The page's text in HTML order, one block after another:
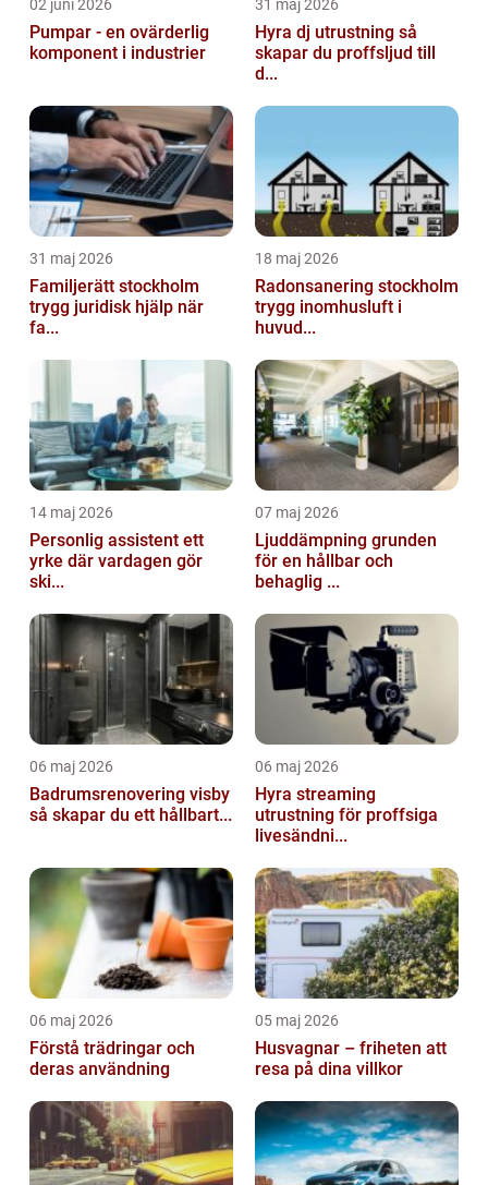
02 juni 2026
Pumpar - en ovärderlig
komponent i industrier
31 maj 2026
Hyra dj utrustning så
skapar du proffsljud till
d...
31 maj 2026
Familjerätt stockholm
trygg juridisk hjälp när
fa...
18 maj 2026
Radonsanering stockholm
trygg inomhusluft i
huvud...
14 maj 2026
Personlig assistent ett
yrke där vardagen gör
ski...
07 maj 2026
Ljuddämpning grunden
för en hållbar och
behaglig ...
06 maj 2026
Badrumsrenovering visby
så skapar du ett hållbart...
06 maj 2026
Hyra streaming
utrustning för proffsiga
livesändni...
06 maj 2026
Förstå trädringar och
deras användning
05 maj 2026
Husvagnar – friheten att
resa på dina villkor